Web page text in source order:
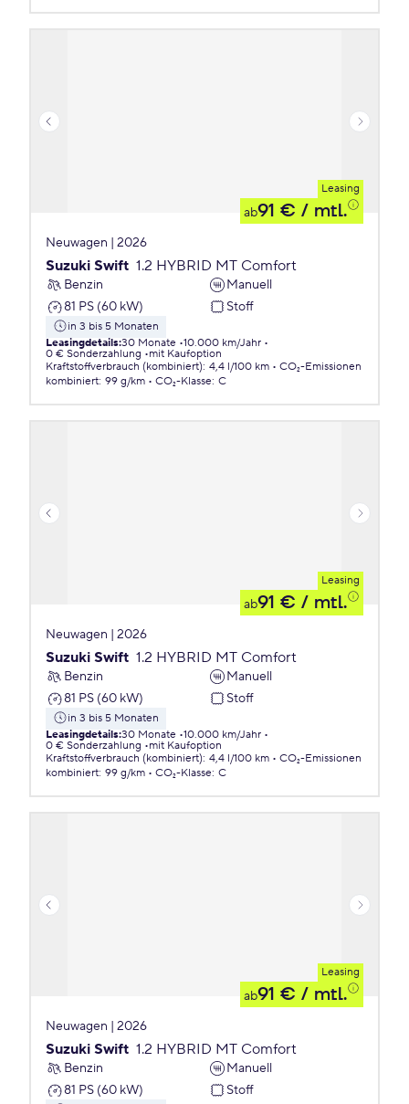
Leasing
ab91 € / mtl.
Neuwagen | 2026
Suzuki Swift 1.2 HYBRID MT Comfort
Benzin
Manuell
81 PS (60 kW)
Stoff
in 3 bis 5 Monaten
Leasingdetails:30 Monate 10.000 km/Jahr
0 € Sonderzahlung
mit Kaufoption
Kraftstoffverbrauch (kombiniert): 4,4 l/100 km
CO₂-Emissionen
kombiniert: 99 g/km CO₂-Klasse: C
Leasing
ab91 € / mtl.
Neuwagen | 2026
Suzuki Swift 1.2 HYBRID MT Comfort
Benzin
Manuell
81 PS (60 kW)
Stoff
in 3 bis 5 Monaten
Leasingdetails:30 Monate 10.000 km/Jahr
0 € Sonderzahlung
mit Kaufoption
Kraftstoffverbrauch (kombiniert): 4,4 l/100 km
CO₂-Emissionen
kombiniert: 99 g/km CO₂-Klasse: C
Leasing
ab91 € / mtl.
Neuwagen | 2026
Suzuki Swift 1.2 HYBRID MT Comfort
Benzin
Manuell
81 PS (60 kW)
Stoff